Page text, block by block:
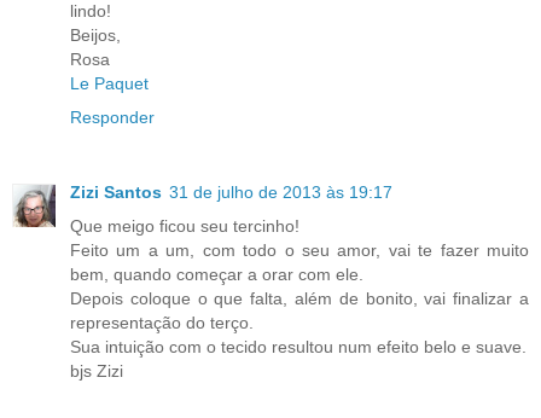
lindo!
Beijos,
Rosa
Le Paquet
Responder
Zizi Santos 31 de julho de 2013 às 19:17
Que meigo ficou seu tercinho!
Feito um a um, com todo o seu amor, vai te fazer muito
bem, quando começar a orar com ele.
Depois coloque o que falta, além de bonito, vai finalizar a
representação do terço.
Sua intuição com o tecido resultou num efeito belo e suave.
bjs Zizi